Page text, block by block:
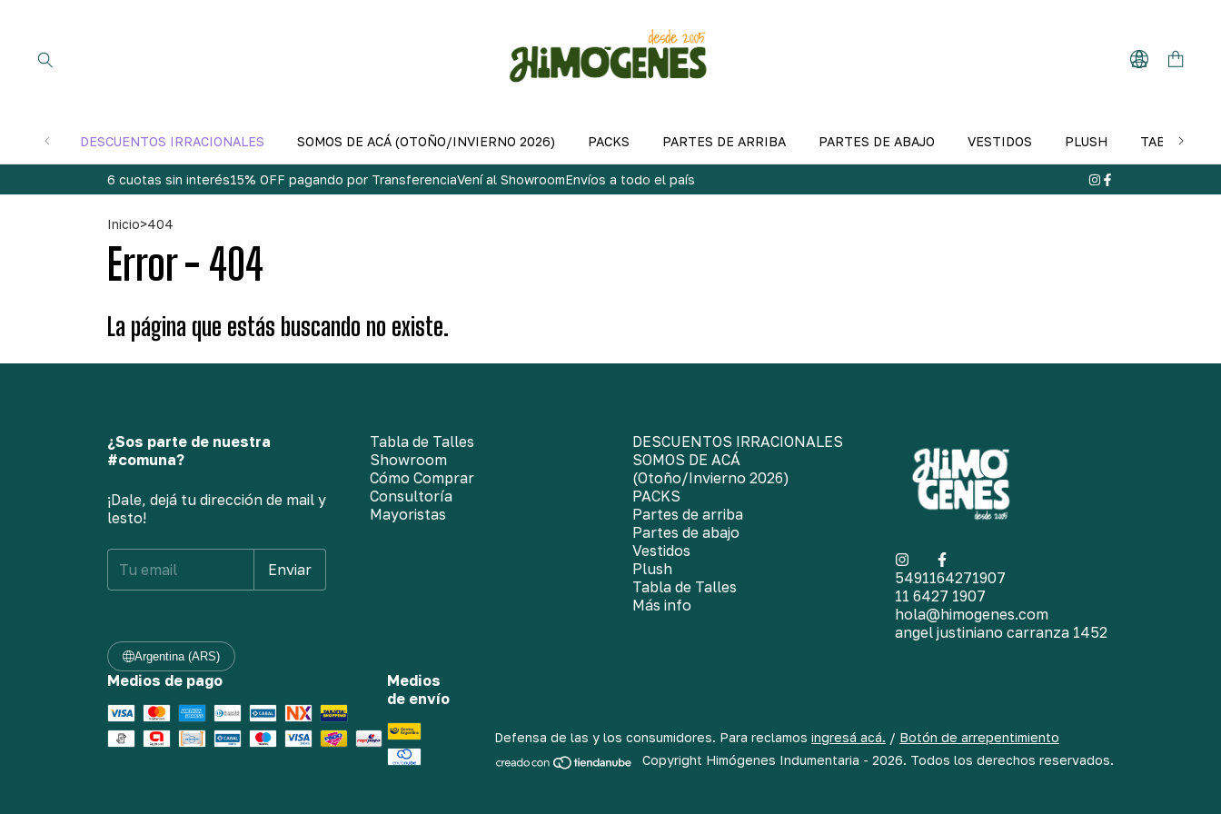
DESCUENTOS IRRACIONALES SOMOS DE ACÁ (OTOÑO/INVIERNO 2026) PACKS PARTES DE ARRIBA PARTES DE ABAJO VESTIDOS PLUSH TABLA DE
6 cuotas sin interés15% OFF pagando por TransferenciaVení al ShowroomEnvíos a todo el país
Inicio>404
Error - 404
La página que estás buscando no existe.
¿Sos parte de nuestra
#comuna?
¡Dale, dejá tu dirección de mail y
lesto!
Tabla de Talles
Showroom
Cómo Comprar
Consultoría
Mayoristas
DESCUENTOS IRRACIONALES
SOMOS DE ACÁ
(Otoño/Invierno 2026)
PACKS
Partes de arriba
Partes de abajo
Vestidos
Plush
Tabla de Talles
Más info
5491164271907
11 6427 1907
hola@himogenes.com
angel justiniano carranza 1452
Argentina (ARS)
Medios de pago
Medios
de envío
Defensa de las y los consumidores. Para reclamos ingresá acá. / Botón de arrepentimiento
Copyright Himógenes Indumentaria - 2026. Todos los derechos reservados.